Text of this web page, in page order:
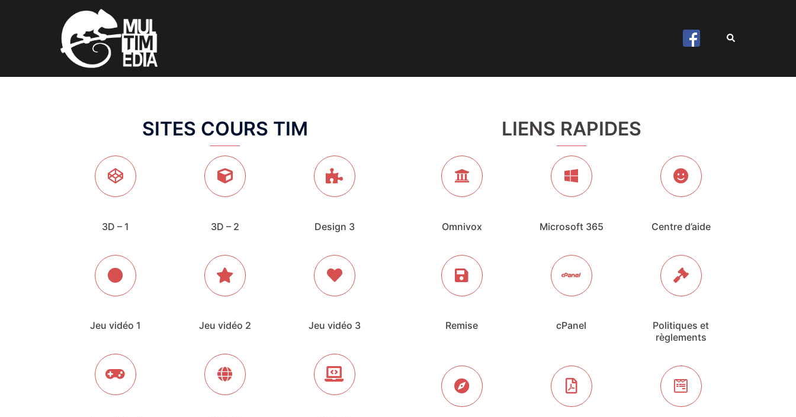
Rechercher
SITES COURS TIM
3D – 1 3D – 2 Design 3
Jeu vidéo 1 Jeu vidéo 2 Jeu vidéo 3
LIENS RAPIDES
Omnivox Microsoft 365 Centre d’aide
Remise cPanel
Politiques et
règlements